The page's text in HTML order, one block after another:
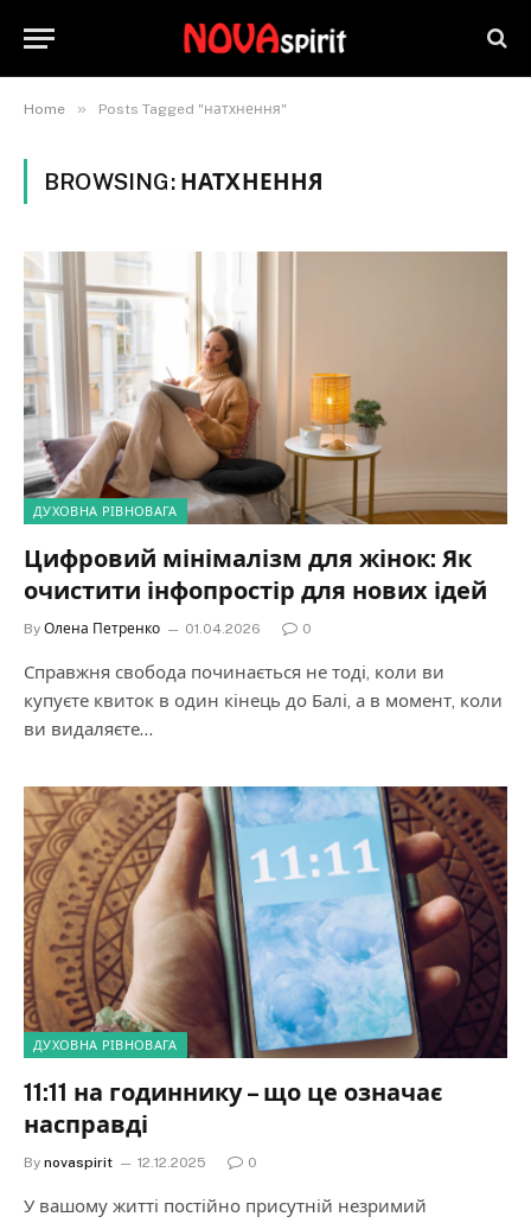
Home » Posts Tagged "натхнення"
BROWSING: НАТХНЕННЯ
ДУХОВНА РІВНОВАГА
Цифровий мінімалізм для жінок: Як
очистити інфопростір для нових ідей
By Олена Петренко 01.04.2026 0
Справжня свобода починається не тоді, коли ви
купуєте квиток в один кінець до Балі, а в момент, коли
ви видаляєте…
ДУХОВНА РІВНОВАГА
11:11 на годиннику – що це означає
насправді
By novaspirit 12.12.2025 0
У вашому житті постійно присутній незримий